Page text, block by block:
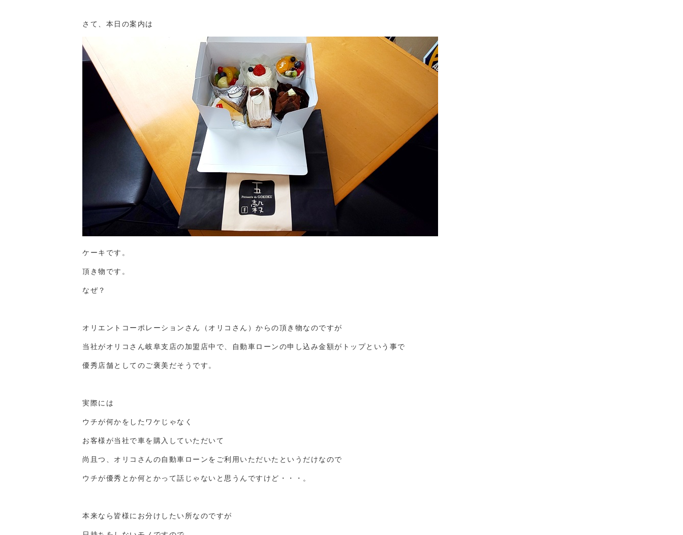
さて、本日の案内は
ケーキです。
頂き物です。
なぜ？
オリエントコーポレーションさん（オリコさん）からの頂き物なのですが
当社がオリコさん岐阜支店の加盟店中で、自動車ローンの申し込み金額がトップという事で
優秀店舗としてのご褒美だそうです。
実際には
ウチが何かをしたワケじゃなく
お客様が当社で車を購入していただいて
尚且つ、オリコさんの自動車ローンをご利用いただいたというだけなので
ウチが優秀とか何とかって話じゃないと思うんですけど・・・。
本来なら皆様にお分けしたい所なのですが